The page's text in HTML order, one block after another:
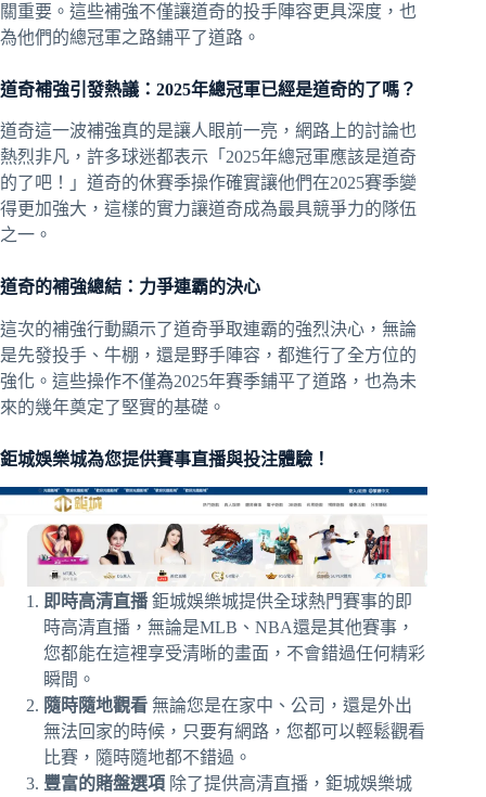
關重要。這些補強不僅讓道奇的投手陣容更具深度，也
為他們的總冠軍之路鋪平了道路。
道奇補強引發熱議：2025年總冠軍已經是道奇的了嗎？
道奇這一波補強真的是讓人眼前一亮，網路上的討論也
熱烈非凡，許多球迷都表示「2025年總冠軍應該是道奇
的了吧！」道奇的休賽季操作確實讓他們在2025賽季變
得更加強大，這樣的實力讓道奇成為最具競爭力的隊伍
之一。
道奇的補強總結：力爭連霸的決心
這次的補強行動顯示了道奇爭取連霸的強烈決心，無論
是先發投手、牛棚，還是野手陣容，都進行了全方位的
強化。這些操作不僅為2025年賽季鋪平了道路，也為未
來的幾年奠定了堅實的基礎。
鉅城娛樂城為您提供賽事直播與投注體驗！
即時高清直播 鉅城娛樂城提供全球熱門賽事的即
時高清直播，無論是MLB、NBA還是其他賽事，
您都能在這裡享受清晰的畫面，不會錯過任何精彩
瞬間。
隨時隨地觀看 無論您是在家中、公司，還是外出
無法回家的時候，只要有網路，您都可以輕鬆觀看
比賽，隨時隨地都不錯過。
豐富的賭盤選項 除了提供高清直播，鉅城娛樂城